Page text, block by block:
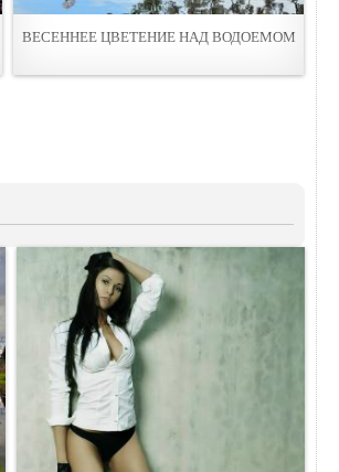
ВЕСЕННЕЕ ЦВЕТЕНИЕ НАД ВОДОЕМОМ